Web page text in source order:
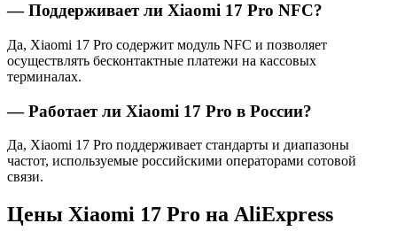
— Поддерживает ли Xiaomi 17 Pro NFC?
Да, Xiaomi 17 Pro содержит модуль NFC и позволяет
осуществлять бесконтактные платежи на кассовых
терминалах.
— Работает ли Xiaomi 17 Pro в России?
Да, Xiaomi 17 Pro поддерживает стандарты и диапазоны
частот, используемые российскими операторами сотовой
связи.
Цены Xiaomi 17 Pro на AliExpress